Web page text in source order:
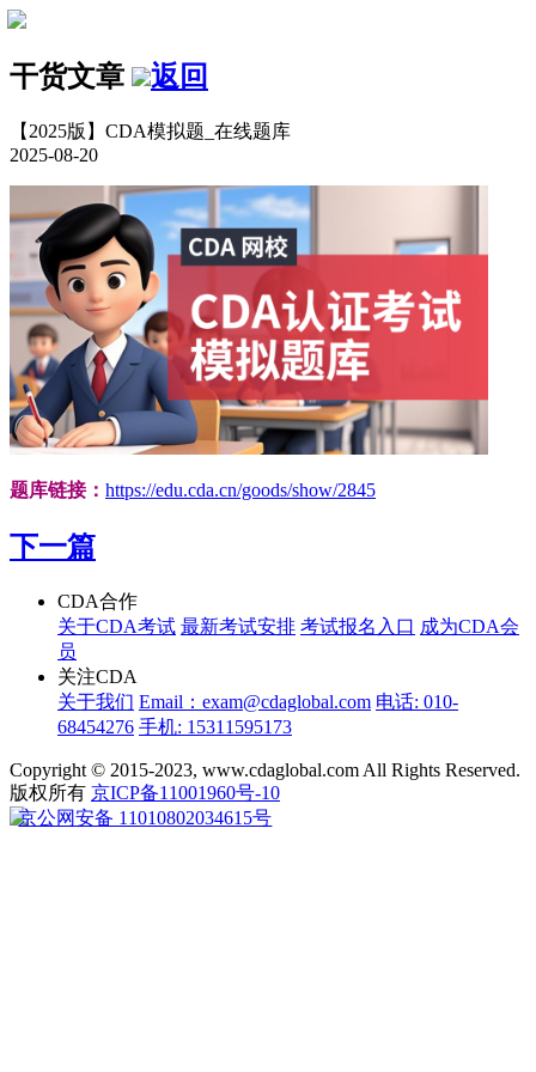
干货文章 返回
【2025版】CDA模拟题_在线题库
2025-08-20
题库链接： https://edu.cda.cn/goods/show/2845
下一篇
CDA合作
关于CDA考试 最新考试安排 考试报名入口 成为CDA会
员
关注CDA
关于我们 Email：exam@cdaglobal.com 电话: 010-
68454276 手机: 15311595173
Copyright © 2015-2023, www.cdaglobal.com All Rights Reserved.
版权所有 京ICP备11001960号-10
京公网安备 11010802034615号